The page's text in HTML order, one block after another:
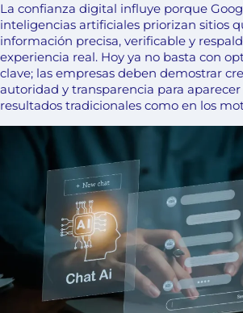
La confianza digital influye porque
inteligencias artificiales priorizan sitios
información precisa, verificable y
experiencia real. Hoy ya no basta con
clave; las empresas deben demostrar
autoridad y transparencia para
resultados tradicionales como en los